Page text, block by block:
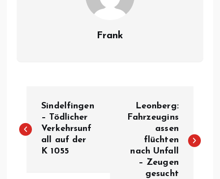
Frank
e
Sindelfingen
– Tödlicher
Verkehrsunf
all auf der
K 1055
Leonberg:
Fahrzeugins
assen
flüchten
nach Unfall
– Zeugen
gesucht